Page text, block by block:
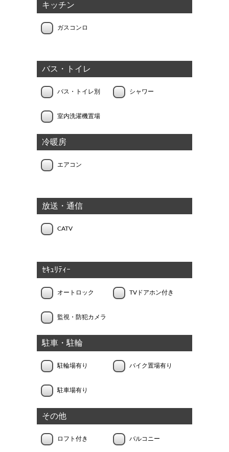
キッチン
ガスコンロ
バス・トイレ
バス・トイレ別 シャワー
室内洗濯機置場
冷暖房
エアコン
放送・通信
CATV
ｾｷｭﾘﾃｨｰ
オートロック TVドアホン付き
監視・防犯カメラ
駐車・駐輪
駐輪場有り バイク置場有り
駐車場有り
その他
ロフト付き バルコニー